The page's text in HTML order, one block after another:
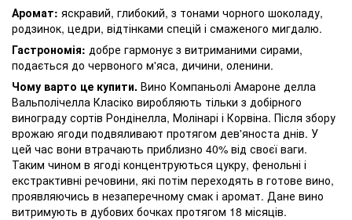
Аромат: яскравий, глибокий, з тонами чорного шоколаду,
родзинок, цедри, відтінками спецій і смаженого мигдалю.
Гастрономія: добре гармонує з витриманими сирами,
подається до червоного м'яса, дичини, оленини.
Чому варто це купити. Вино Компаньолі Амароне делла
Вальполічелла Класіко виробляють тільки з добірного
винограду сортів Рондінелла, Молінарі і Корвіна. Після збору
врожаю ягоди подвяливают протягом дев'яноста днів. У
цей час вони втрачають приблизно 40% від своєї ваги.
Таким чином в ягоді концентруються цукру, фенольні і
екстрактивні речовини, які потім переходять в готове вино,
проявляючись в незаперечному смак і аромат. Дане вино
витримують в дубових бочках протягом 18 місяців.